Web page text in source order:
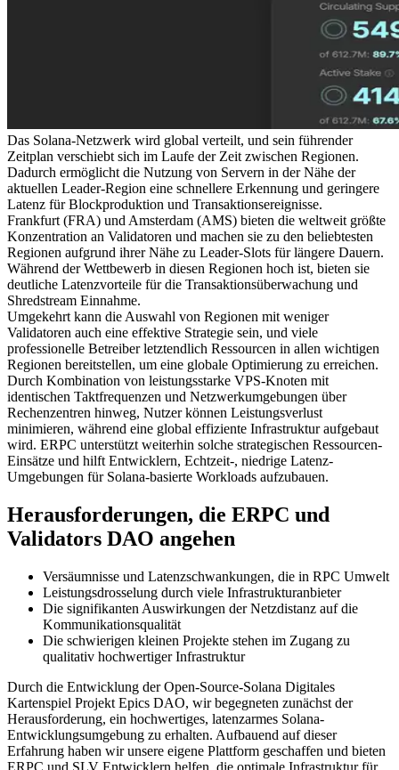
Das Solana-Netzwerk wird global verteilt, und sein führender
Zeitplan verschiebt sich im Laufe der Zeit zwischen Regionen.
Dadurch ermöglicht die Nutzung von Servern in der Nähe der
aktuellen Leader-Region eine schnellere Erkennung und geringere
Latenz für Blockproduktion und Transaktionsereignisse.
Frankfurt (FRA) und Amsterdam (AMS) bieten die weltweit größte
Konzentration an Validatoren und machen sie zu den beliebtesten
Regionen aufgrund ihrer Nähe zu Leader-Slots für längere Dauern.
Während der Wettbewerb in diesen Regionen hoch ist, bieten sie
deutliche Latenzvorteile für die Transaktionsüberwachung und
Shredstream Einnahme.
Umgekehrt kann die Auswahl von Regionen mit weniger
Validatoren auch eine effektive Strategie sein, und viele
professionelle Betreiber letztendlich Ressourcen in allen wichtigen
Regionen bereitstellen, um eine globale Optimierung zu erreichen.
Durch Kombination von leistungsstarke VPS-Knoten mit
identischen Taktfrequenzen und Netzwerkumgebungen über
Rechenzentren hinweg, Nutzer können Leistungsverlust
minimieren, während eine global effiziente Infrastruktur aufgebaut
wird. ERPC unterstützt weiterhin solche strategischen Ressourcen-
Einsätze und hilft Entwicklern, Echtzeit-, niedrige Latenz-
Umgebungen für Solana-basierte Workloads aufzubauen.
Herausforderungen, die ERPC und
Validators DAO angehen
Versäumnisse und Latenzschwankungen, die in RPC Umwelt
Leistungsdrosselung durch viele Infrastrukturanbieter
Die signifikanten Auswirkungen der Netzdistanz auf die
Kommunikationsqualität
Die schwierigen kleinen Projekte stehen im Zugang zu
qualitativ hochwertiger Infrastruktur
Durch die Entwicklung der Open-Source-Solana Digitales
Kartenspiel Projekt Epics DAO, wir begegneten zunächst der
Herausforderung, ein hochwertiges, latenzarmes Solana-
Entwicklungsumgebung zu erhalten. Aufbauend auf dieser
Erfahrung haben wir unsere eigene Plattform geschaffen und bieten
ERPC und SLV Entwicklern helfen, die optimale Infrastruktur für